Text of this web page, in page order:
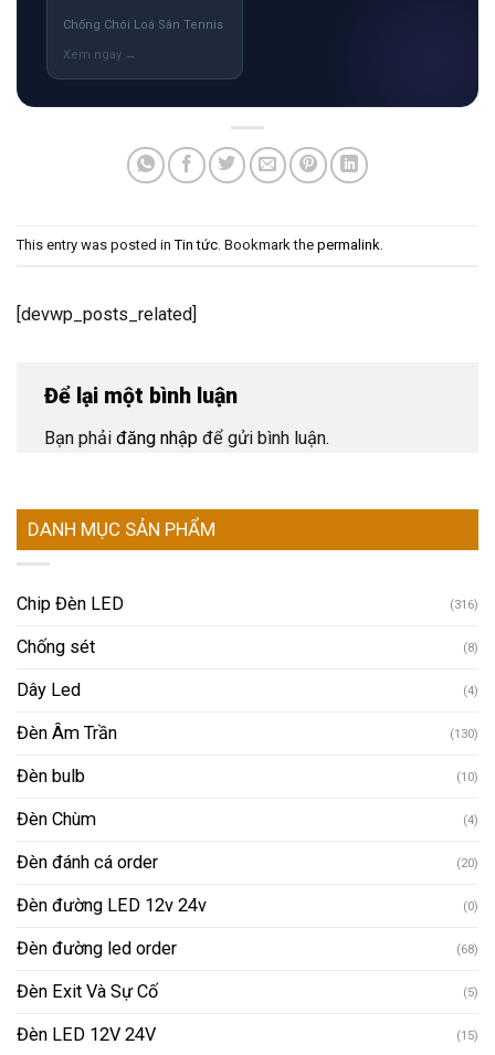
Chống Chói Loá Sân Tennis
This entry was posted inTin tức . Bookmark the permalink
[devwp_posts_related]
Để lại một bình luận
Bạn phải đăng nhập để gửi bình luận.
DANH MỤC SẢN PHẨM
Chip Đèn LED (316)
Chống sét (8)
Dây Led (4)
Đèn Âm Trần (130)
Đèn bulb (10)
Đèn Chùm (4)
Đèn đánh cá order (20)
Đèn đường LED 12v 24v (0)
Đèn đường led order (68)
Đèn Exit Và Sự Cố (5)
Đèn LED 12V 24V (15)